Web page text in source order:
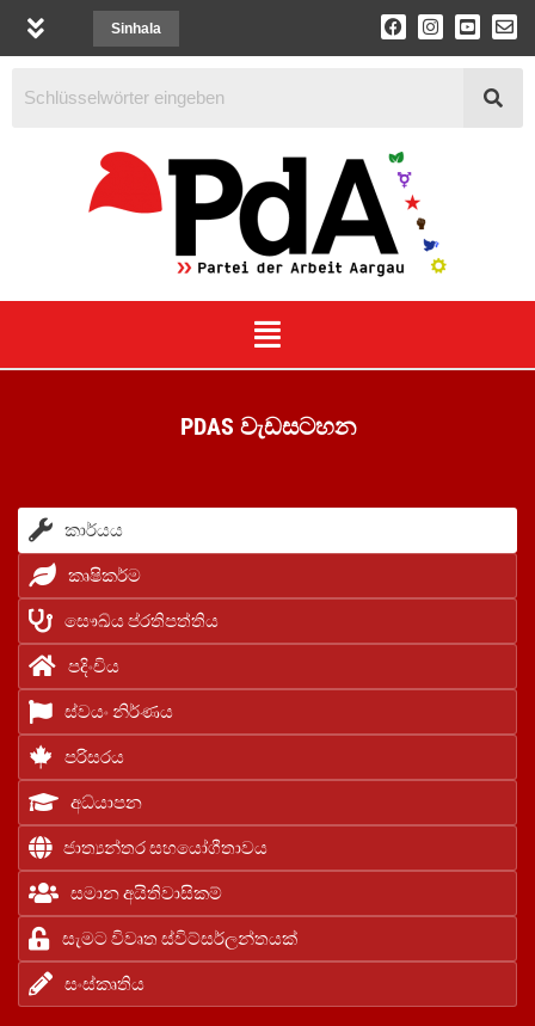
Sinhala
PDAS වැඩසටහන
කාර්යය
කෘෂිකර්ම
සෞඛ්ය ප්රතිපත්තිය
පදිංචිය
ස්වයං නිර්ණය
පරිසරය
අධ්යාපන
ජාත්‍යන්තර සහයෝගීතාවය
සමාන අයිතිවාසිකම්
සැමට විවෘත ස්විට්සර්ලන්තයක්
සංස්කෘතිය